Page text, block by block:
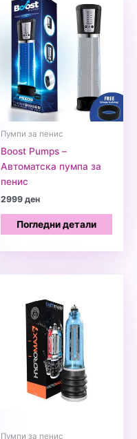
Пумпи за пенис
Boost Pumps –
Автоматска пумпа за
пенис
2999ден
Погледни детали
Пумпи за пенис